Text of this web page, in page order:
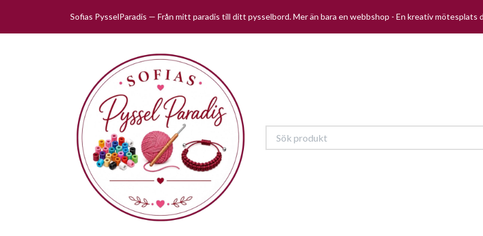
Sofias PysselParadis — Från mitt paradis till ditt pysselbord. Mer än bara en webbshop - En kreativ mötesplats